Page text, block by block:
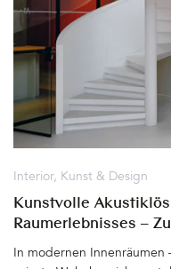
Interior, Kunst & Design
Kunstvolle
Raumerlebnisses –
AKUART, Kopenhagen
In modernen Innenräumen